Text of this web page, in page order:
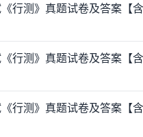
行测》真题试卷及答案【含
行测》真题试卷及答案【含
行测》真题试卷及答案【含